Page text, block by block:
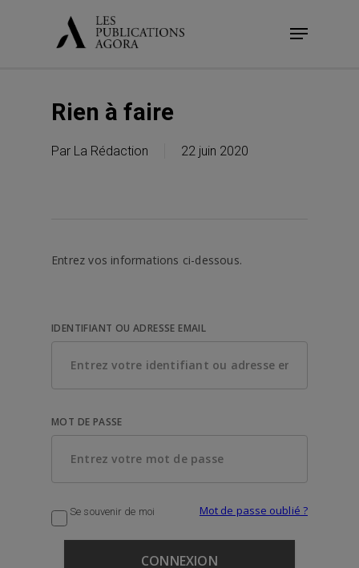
Menu
Rien à faire
Par La Rédaction 22 juin 2020
Entrez vos informations ci-dessous.
IDENTIFIANT OU ADRESSE EMAIL
MOT DE PASSE
Se souvenir de moi Mot de passe oublié ?